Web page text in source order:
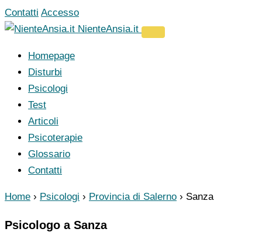
Vai
al
Contatti Accesso
NienteAnsia.it
Homepage
Disturbi
Psicologi
Test
Articoli
Psicoterapie
Glossario
Contatti
Home › Psicologi › Provincia di Salerno › Sanza
Psicologo a Sanza